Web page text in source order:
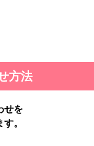
方法
せを
。